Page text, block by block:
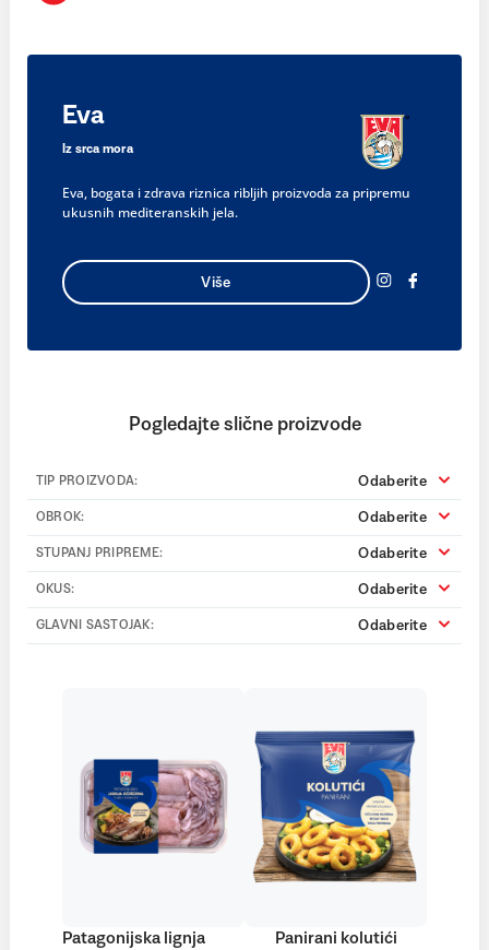
Eva
Iz srca mora
Eva, bogata i zdrava riznica ribljih proizvoda za pripremu
ukusnih mediteranskih jela.
Više
Pogledajte slične proizvode
TIP PROIZVODA: Odaberite
OBROK: Odaberite
STUPANJ PRIPREME: Odaberite
OKUS: Odaberite
GLAVNI SASTOJAK: Odaberite
Patagonijska lignja
Panirani kolutići